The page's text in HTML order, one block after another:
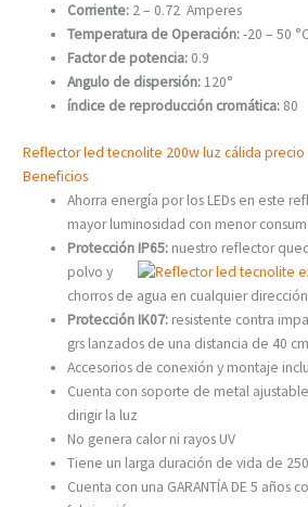
Corriente: 2 – 0.72 Amperes
Temperatura de Operación:-20 – 50
Factor de potencia: 0.9
Angulo de dispersión: 120°
índice de reproducción cromática: 80
Reflector led tecnolite 200w luz cálida precio
Beneficios
Ahorra energía por los LEDs en este
mayor luminosidad con menor
Protección IP65: nuestro reflector
polvoy
chorros de agua en cualquier dirección
Protección IK07: resistente contra
grs lanzados de una distancia de 40
Accesorios de conexión y montaje
Cuenta con soporte de metal
dirigir la luz
No genera calor ni rayos UV
Tiene un larga duración de vida de
Cuenta con una GARANTÍA DE 5 años